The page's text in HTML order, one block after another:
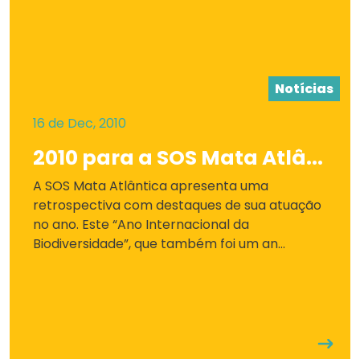
Notícias
16 de Dec, 2010
2010 para a SOS Mata Atlâ...
A SOS Mata Atlântica apresenta uma
retrospectiva com destaques de sua atuação
no ano. Este “Ano Internacional da
Biodiversidade”, que também foi um an...